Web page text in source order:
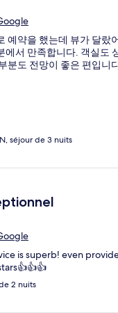
예약을 했는데 뷰가 달랐
에서 만족합니다. 객실도
분도 전망이 좋은 편입니
séjour de 3 nuits
is superb! even
2 nuits